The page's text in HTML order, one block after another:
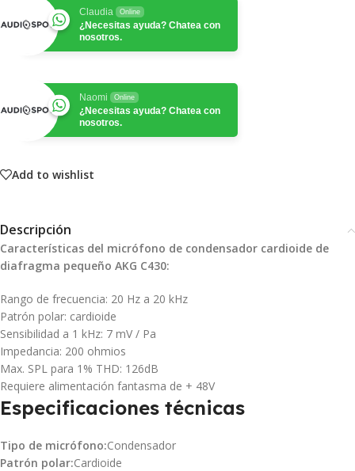
Claudia Online
¿Necesitas ayuda? Chatea con
nosotros.
Naomi Online
¿Necesitas ayuda? Chatea con
nosotros.
Add to wishlist
Descripción
Características del micrófono de condensador cardioide de
diafragma pequeño AKG C430:
Rango de frecuencia: 20 Hz a 20 kHz
Patrón polar: cardioide
Sensibilidad a 1 kHz: 7 mV / Pa
Impedancia: 200 ohmios
Max. SPL para 1% THD: 126dB
Requiere alimentación fantasma de + 48V
Especificaciones técnicas
Tipo de micrófono:Condensador
Patrón polar:Cardioide